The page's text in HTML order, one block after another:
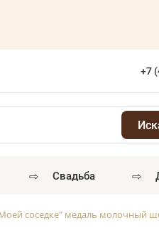
+7
⇨ свадьба ⇨
соседке" медаль молочный